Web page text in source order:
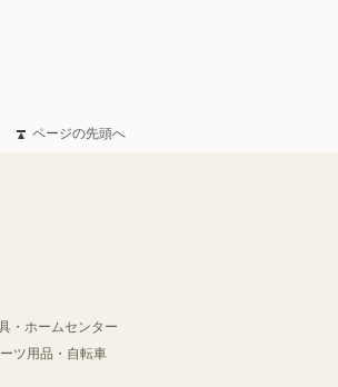
ページの先頭へ
・ホームセンター
ツ用品・自転車